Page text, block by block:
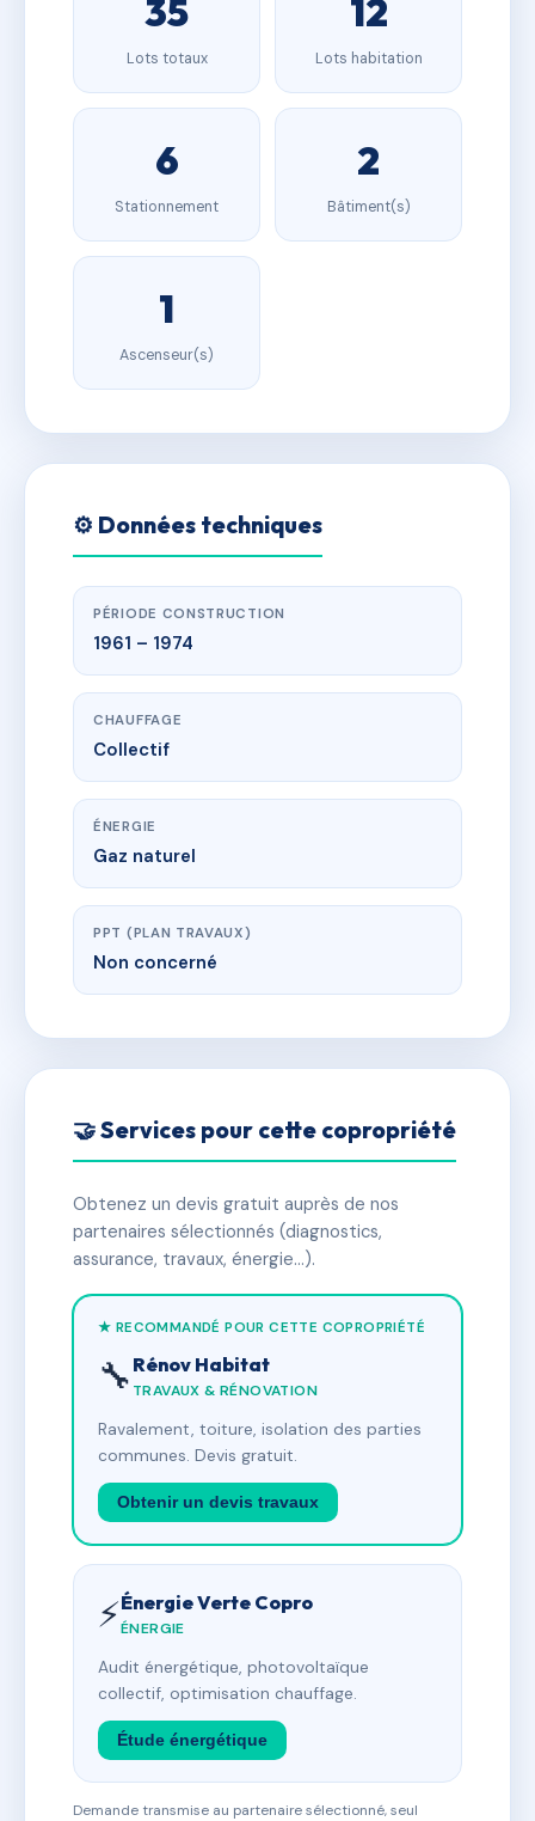
35
Lots totaux
12
Lots habitation
6
Stationnement
2
Bâtiment(s)
1
Ascenseur(s)
⚙️ Données techniques
PÉRIODE CONSTRUCTION
1961 – 1974
CHAUFFAGE
Collectif
ÉNERGIE
Gaz naturel
PPT (PLAN TRAVAUX)
Non concerné
🤝 Services pour cette copropriété
Obtenez un devis gratuit auprès de nos
partenaires sélectionnés (diagnostics,
assurance, travaux, énergie…).
★ RECOMMANDÉ POUR CETTE COPROPRIÉTÉ
🔧 Rénov Habitat
TRAVAUX & RÉNOVATION
Ravalement, toiture, isolation des parties
communes. Devis gratuit.
Obtenir un devis travaux
⚡Énergie Verte Copro
ÉNERGIE
Audit énergétique, photovoltaïque
collectif, optimisation chauffage.
Étude énergétique
Demande transmise au partenaire sélectionné, seul